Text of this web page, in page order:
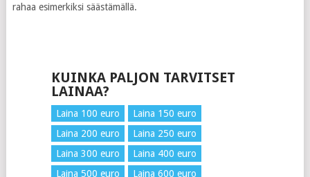
rahaa esimerkiksi säästämällä.
KUINKA PALJON TARVITSET
LAINAA?
Laina 100 euro
Laina 150 euro
Laina 200 euro
Laina 250 euro
Laina 300 euro
Laina 400 euro
Laina 500 euro
Laina 600 euro